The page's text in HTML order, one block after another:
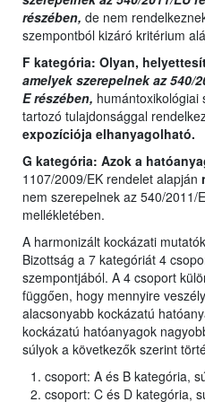
részében, de nem
szempontból kizáró kritérium
F kategória: Olyan,
amelyek szerepelnek az 540/
E részében, humántoxikológiai
tartozó tulajdonsággal
expozíciója elhanyagolható.
G kategória: Azok a
1107/2009/EK rendelet alapján
nem szerepelnek az 540/2011/
mellékletében.
A harmonizált kockázati
Bizottság a 7 kategóriát 4
szempontjából. A 4 csoport
függően, hogy mennyire
alacsonyabb kockázatú
kockázatú hatóanyagok
súlyok a következők szerint
csoport: A és B kategória,
csoport: C és D kategória,